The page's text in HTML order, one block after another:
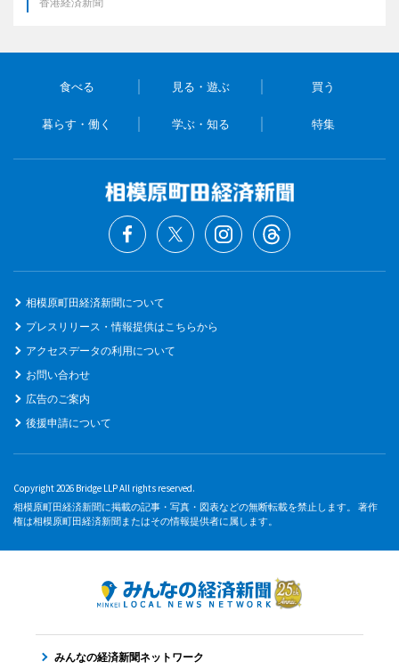
食べる 見る・遊ぶ 買う
暮らす・働く 学ぶ・知る 特集
相模原町田経済新聞について
プレスリリース・情報提供はこちらから
アクセスデータの利用について
お問い合わせ
広告のご案内
後援申請について
Copyright 2026 Bridge LLP All rights reserved.
相模原町田経済新聞に掲載の記事・写真・図表などの無断転載を禁止します。 著作
権は相模原町田経済新聞またはその情報提供者に属します。
みんなの経済新聞ネットワーク